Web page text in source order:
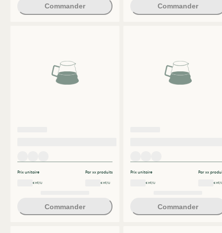
Commander Commander
Prix unitaire
€ HT/U
Par xx produits
€ HT/U
Commander
Prix unitaire
€ HT/U
Par xx
€ HT/
Commander